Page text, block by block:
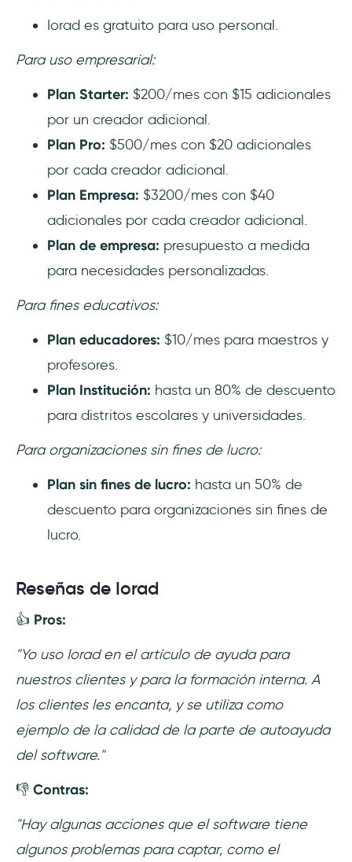
Iorad es gratuito para uso personal.
Para uso empresarial:
Plan Starter: $200/mes con $15 adicionales
por un creador adicional.
Plan Pro: $500/mes con $20 adicionales
por cada creador adicional.
Plan Empresa: $3200/mes con $40
adicionales por cada creador adicional.
Plan de empresa: presupuesto a medida
para necesidades personalizadas.
Para fines educativos:
Plan educadores: $10/mes para maestros y
profesores.
Plan Institución: hasta un 80% de descuento
para distritos escolares y universidades.
Para organizaciones sin fines de lucro:
Plan sin fines de lucro: hasta un 50% de
descuento para organizaciones sin fines de
lucro.
Reseñas de Iorad
👍 Pros:
"Yo uso Iorad en el artículo de ayuda para
nuestros clientes y para la formación interna. A
los clientes les encanta, y se utiliza como
ejemplo de la calidad de la parte de autoayuda
del software."
👎 Contras:
"Hay algunas acciones que el software tiene
algunos problemas para captar, como el